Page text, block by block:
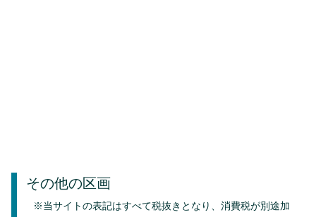
その他の区画
※当サイトの表記はすべて税抜きとなり、消費税が別途加